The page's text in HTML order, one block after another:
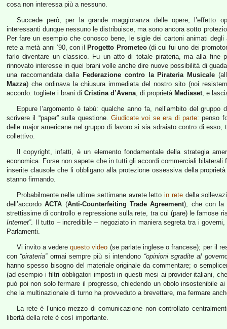
cosa non interessa più a nessuno.
Succede però, per la grande maggioranza delle opere, l’effetto
interessanti dunque nessuno le distribuisce, ma sono ancora sotto
Per fare un esempio che conosco bene, le sigle dei cartoni animati degli
rete a metà anni ’90, con il
Progetto Prometeo(di cui fui uno dei
farlo diventare un classico. Fu un atto di totale pirateria, ma alla fine
rinnovato interesse in quei brani volle anche dire nuove possibilità di
una raccomandata dalla Federazione contro la Pirateria Musicale
Mazza) che ordinava la chiusura immediata del nostro sito (noi
accordo: togliete i brani di Cristina d’Avena, di proprietà Mediaset, e
Eppure l’argomento è tabù: qualche anno fa, nell’ambito del gruppo
scrivere il “paper” sulla questione. Giudicate voi se era di parte: penso
delle major americane nel gruppo di lavoro si sia sdraiato contro di
collettivo.
Il copyright, infatti, è un elemento fondamentale della strategia
economica. Forse non sapete che in tutti gli accordi commerciali
inserite clausole che li obbligano alla protezione ossessiva della
stanno firmando.
Probabilmente nelle ultime settimane avrete lettoin retedella
dell’accordoACTA (Anti-Counterfeiting Trade Agreement), che con la
strettissime di controllo e repressione sulla rete, tra cui (pare) le famose
Internet”. Il tutto – incredibile – negoziato in maniera segreta tra i
Parlamenti.
Vi invito a vederequesto video (se parlate inglese o francese); per il
con “pirateria”ormai sempre più si intendono “opinioni sgradite al
hanno spesso bisogno del materiale originale da commentare; o
(ad esempio i filtri obbligatori imposti in questi mesi ai provider italiani,
può poi non solo fermare il progresso, chiedendo un obolo insostenibile
che la multinazionale di turno ha provveduto a brevettare, ma fermare
La rete è l’unico mezzo di comunicazione non controllato
libertà della rete è così importante.